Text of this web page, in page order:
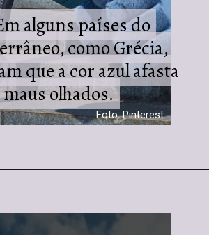
alguns países do
como Grécia,
que a cor azul afasta
maus olhados.
alguns países do
como Grécia,
que a cor azul afasta
maus olhados.
Foto: Pinterest